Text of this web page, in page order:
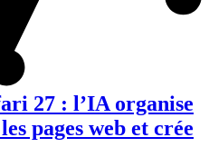
27 : l’IA organise
pages web et crée